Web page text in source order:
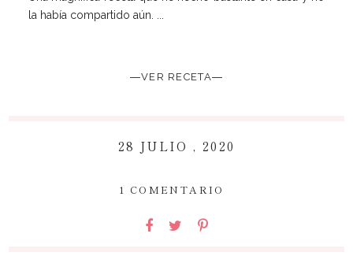
la había compartido aún. ...
―VER RECETA―
28 JULIO , 2020
1 COMENTARIO